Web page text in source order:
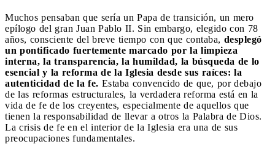
Muchos pensaban que sería un Papa de transición, un mero
epílogo del gran Juan Pablo II. Sin embargo, elegido con 78
años, consciente del breve tiempo con que contaba, desplegó
un pontificado fuertemente marcado por la limpieza
interna, la transparencia, la humildad, la búsqueda de lo
esencial y la reforma de la Iglesia desde sus raíces: la
autenticidad de la fe. Estaba convencido de que, por debajo
de las reformas estructurales, la verdadera reforma está en la
vida de fe de los creyentes, especialmente de aquellos que
tienen la responsabilidad de llevar a otros la Palabra de Dios.
La crisis de fe en el interior de la Iglesia era una de sus
preocupaciones fundamentales.